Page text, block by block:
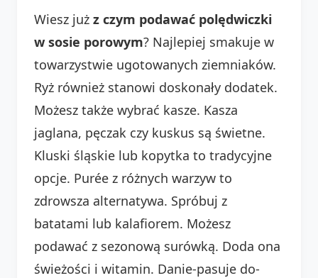
Wiesz już z czym podawać polędwiczki
w sosie porowym? Najlepiej smakuje w
towarzystwie ugotowanych ziemniaków.
Ryż również stanowi doskonały dodatek.
Możesz także wybrać kasze. Kasza
jaglana, pęczak czy kuskus są świetne.
Kluski śląskie lub kopytka to tradycyjne
opcje. Purée z różnych warzyw to
zdrowsza alternatywa. Spróbuj z
batatami lub kalafiorem. Możesz
podawać z sezonową surówką. Doda ona
świeżości i witamin. Danie-pasuje do-